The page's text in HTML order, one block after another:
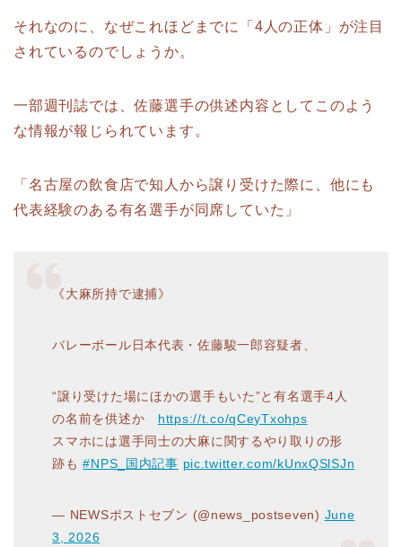
それなのに、なぜこれほどまでに「4人の正体」が注目
されているのでしょうか。
一部週刊誌では、佐藤選手の供述内容としてこのよう
な情報が報じられています。
「名古屋の飲食店で知人から譲り受けた際に、他にも
代表経験のある有名選手が同席していた」
《大麻所持で逮捕》
バレーボール日本代表・佐藤駿一郎容疑者、
“譲り受けた場にほかの選手もいた”と有名選手4人
の名前を供述か https://t.co/qCeyTxohps
スマホには選手同士の大麻に関するやり取りの形
跡も#NPS_国内記事 pic.twitter.com/kUnxQSlSJn
— NEWSポストセブン (@news_postseven) June
3, 2026